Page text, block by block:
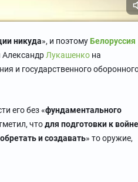
никуда», и поэтомуБелоруссия
Александр Лукашенко на
и государственного
его без «фундаментального
чтодля подготовки к войне
и создавать» то оружие,